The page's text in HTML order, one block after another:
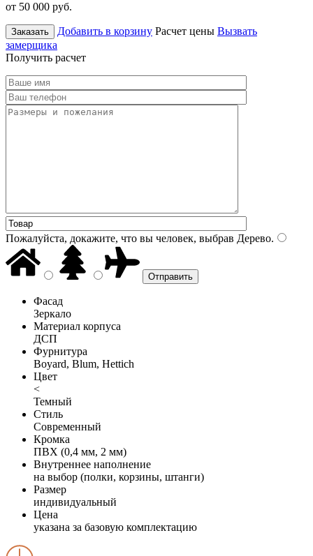
от 50 000 руб.
Заказать Добавить в корзину Расчет цены Вызвать
замерщика
Получить расчет
Пожалуйста, докажите, что вы человек, выбрав Дерево.
Фасад
Зеркало
Материал корпуса
ДСП
Фурнитура
Boyard, Blum, Hettich
Цвет
<
Темный
Стиль
Современный
Кромка
ПВХ (0,4 мм, 2 мм)
Внутреннее наполнение
на выбор (полки, корзины, штанги)
Размер
индивидуальный
Цена
указана за базовую комплектацию